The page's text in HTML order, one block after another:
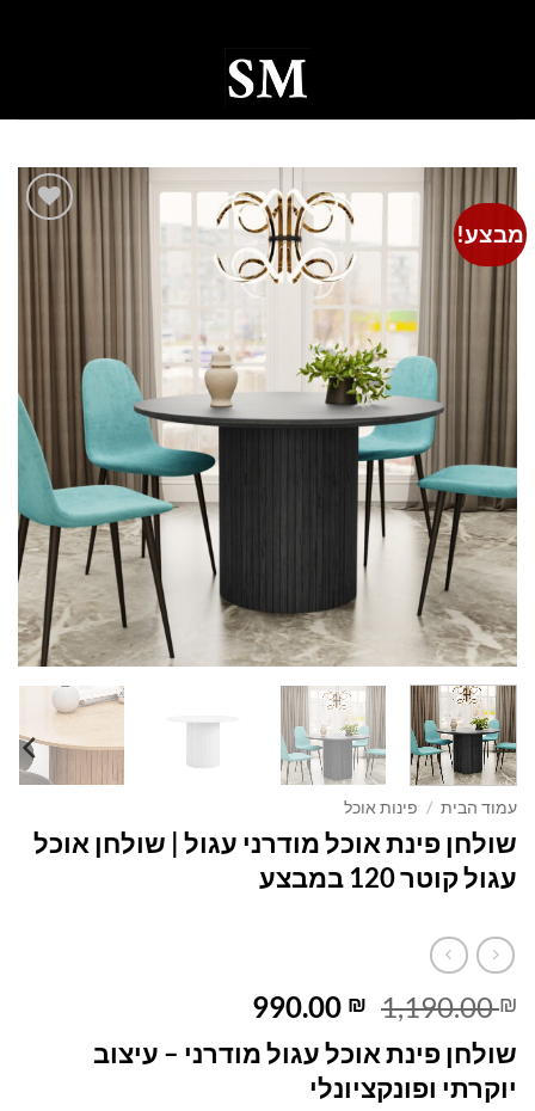
מבצע!
wishlist
עמוד הבית / פינות אוכל
שולחן פינת אוכל מודרני עגול | שולחן אוכל
עגול קוטר 120 במבצע
1,190.00₪
המחיר
המקורי
היה:
1,190.00 ₪.
990.00 ₪
הוא:
שולחן פינת אוכל עגול מודרני – עיצוב
יוקרתי ופונקציונלי